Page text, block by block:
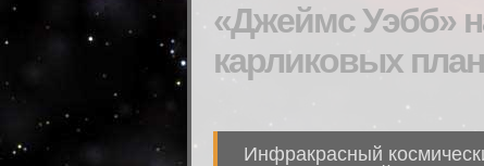
«Джеймс Уэбб»
карликовых
Инфракрасный